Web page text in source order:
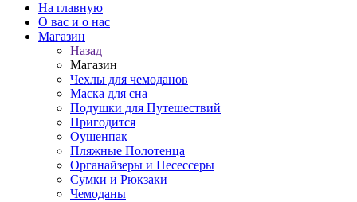
На главную
О вас и о нас
Магазин
Назад
Магазин
Чехлы для чемоданов
Маска для сна
Подушки для Путешествий
Пригодится
Оушенпак
Пляжные Полотенца
Органайзеры и Несессеры
Сумки и Рюкзаки
Чемоданы